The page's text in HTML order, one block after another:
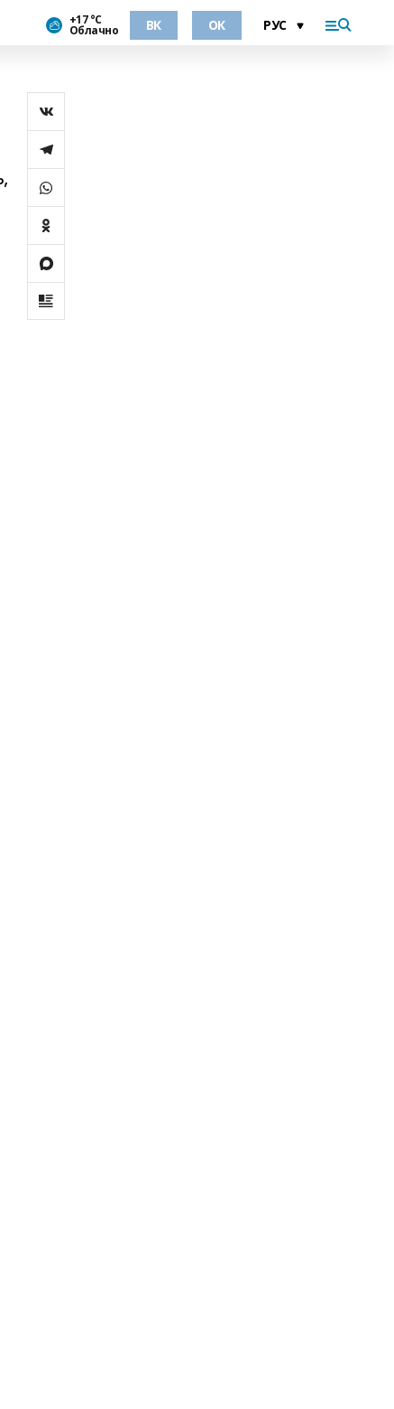
+17 °С
Облачно ВК ОК